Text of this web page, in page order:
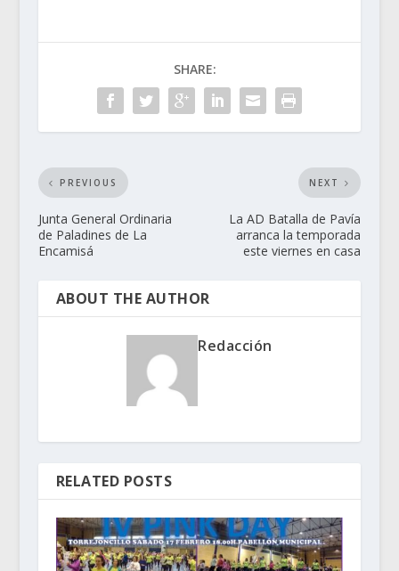
SHARE:
PREVIOUS
Junta General Ordinaria
de Paladines de La
Encamisá
NEXT
La AD Batalla de Pavía
arranca la temporada
este viernes en casa
ABOUT THE AUTHOR
Redacción
RELATED POSTS